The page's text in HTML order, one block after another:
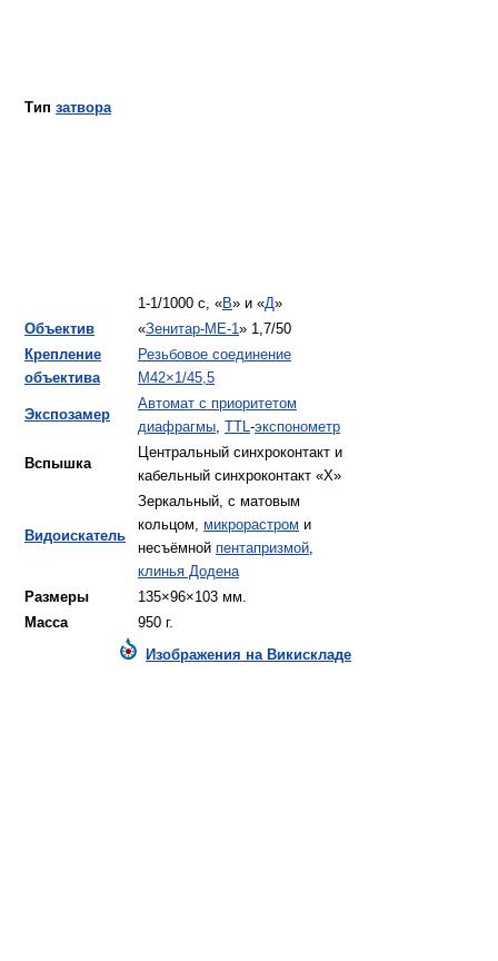
Тип затвора
1-1/1000 с, «B» и «Д»
Объектив
«Зенитар-МЕ-1» 1,7/50
Крепление
объектива
Резьбовое соединение
M42×1/45,5
Экспозамер
Автомат с приоритетом
диафрагмы, TTL-экспонометр
Вспышка
Центральный синхроконтакт и
кабельный синхроконтакт «Х»
Видоискатель
Зеркальный, с матовым
кольцом, микрорастром и
несъёмной пентапризмой,
клинья Додена
Размеры
135×96×103 мм.
Масса
950 г.
Изображения на Викискладе